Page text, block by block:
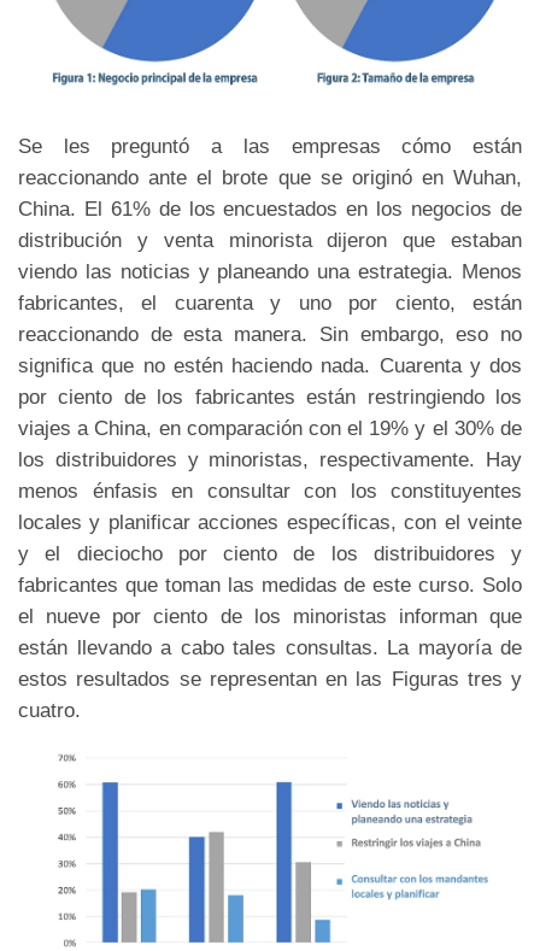
Se les preguntó a las empresas cómo están
reaccionando ante el brote que se originó en Wuhan,
China. El 61% de los encuestados en los negocios de
distribución y venta minorista dijeron que estaban
viendo las noticias y planeando una estrategia. Menos
fabricantes, el cuarenta y uno por ciento, están
reaccionando de esta manera. Sin embargo, eso no
significa que no estén haciendo nada. Cuarenta y dos
por ciento de los fabricantes están restringiendo los
viajes a China, en comparación con el 19% y el 30% de
los distribuidores y minoristas, respectivamente. Hay
menos énfasis en consultar con los constituyentes
locales y planificar acciones específicas, con el veinte
y el dieciocho por ciento de los distribuidores y
fabricantes que toman las medidas de este curso. Solo
el nueve por ciento de los minoristas informan que
están llevando a cabo tales consultas. La mayoría de
estos resultados se representan en las Figuras tres y
cuatro.